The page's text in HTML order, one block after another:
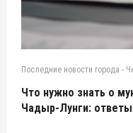
Последние новости города -
Что нужно знать о
Чадыр-Лунги: